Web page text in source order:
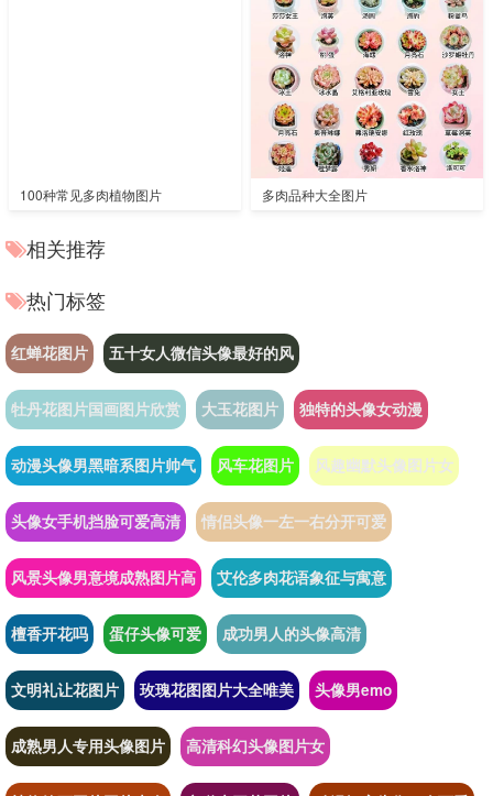
100种常见多肉植物图片 多肉品种大全图片
相关推荐
热门标签
红蝉花图片 五十女人微信头像最好的风
牡丹花图片国画图片欣赏 大玉花图片 独特的头像女动漫
动漫头像男黑暗系图片帅气 风车花图片 风趣幽默头像图片女
头像女手机挡脸可爱高清 情侣头像一左一右分开可爱
风景头像男意境成熟图片高 艾伦多肉花语象征与寓意
檀香开花吗 蛋仔头像可爱 成功男人的头像高清
文明礼让花图片 玫瑰花图图片大全唯美 头像男emo
成熟男人专用头像图片 高清科幻头像图片女